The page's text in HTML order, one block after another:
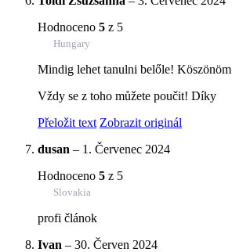
Hodnoceno 5 z 5
Hungary
Mindig lehet tanulni belőle! Köszönöm
Vždy se z toho můžete poučit! Díky
Přeložit text Zobrazit originál
dusan – 1. Červenec 2024
Hodnoceno 5 z 5
Slovakia
profi článok
Ivan – 30. Červen 2024